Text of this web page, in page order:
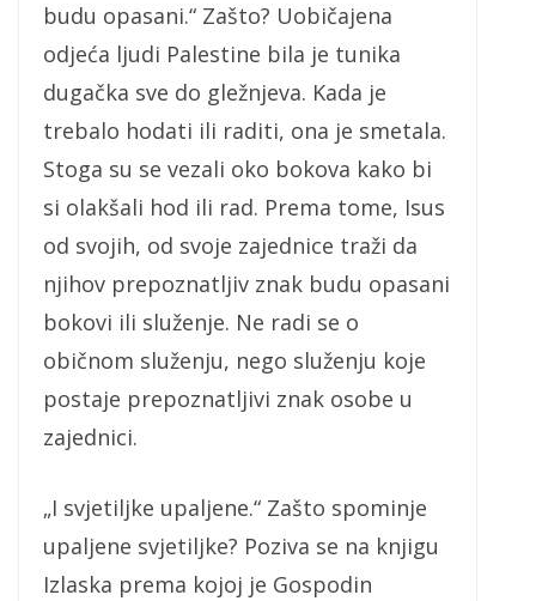
budu opasani.“ Zašto? Uobičajena
odjeća ljudi Palestine bila je tunika
dugačka sve do gležnjeva. Kada je
trebalo hodati ili raditi, ona je smetala.
Stoga su se vezali oko bokova kako bi
si olakšali hod ili rad. Prema tome, Isus
od svojih, od svoje zajednice traži da
njihov prepoznatljiv znak budu opasani
bokovi ili služenje. Ne radi se o
običnom služenju, nego služenju koje
postaje prepoznatljivi znak osobe u
zajednici.
„I svjetiljke upaljene.“ Zašto spominje
upaljene svjetiljke? Poziva se na knjigu
Izlaska prema kojoj je Gospodin